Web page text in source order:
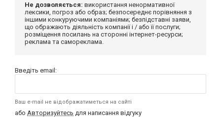
Не дозволяється: використання ненормативної
лексики, погроз або образ; безпосереднє порівняння з
іншими конкуруючими компаніями; безпідставні заяви,
що ображають діяльність компанії і / або її послуги;
розміщення посилань на сторонні інтернет-ресурси;
реклама та самореклама.
Введіть email:
Ваш e-mail не відображатиметься на сайті
або Авторизуйтесь для написання відгуку